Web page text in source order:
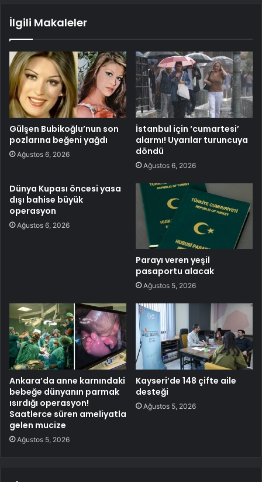
İlgili Makaleler
Gülşen Bubikoğlu’nun son
pozlarına beğeni yağdı
Ağustos 6, 2026
İstanbul için ‘cumartesi’
alarmı! Uyarılar turuncuya
döndü
Ağustos 6, 2026
Dünya Kupası öncesi yasa
dışı bahise büyük
operasyon
Ağustos 6, 2026
Parayı veren yeşil
pasaportu alacak
Ağustos 5, 2026
Ankara’da anne karnındaki
bebeğe dünyanın parmak
ısırdığı operasyon!
Saatlerce süren ameliyatla
gelen mucize
Ağustos 5, 2026
Kayseri’de 148 çifte aile
desteği
Ağustos 5, 2026